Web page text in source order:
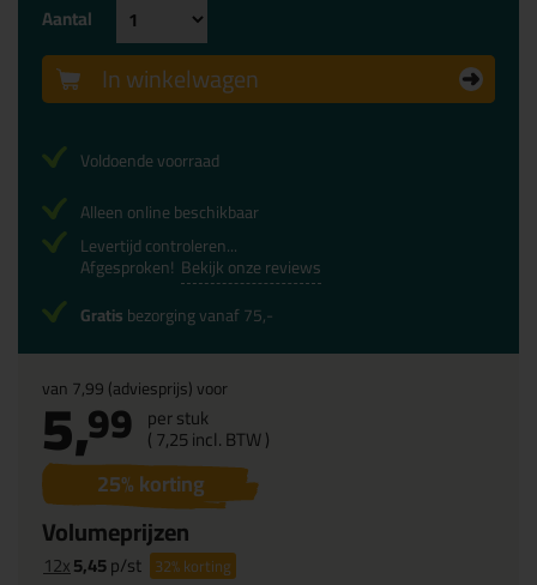
van7,99(adviesprijs) voor
5,99 per stuk
(7,25incl. BTW )
25% korting
Volumeprijzen
12x5,45p/st 32%korting
Aantal
In winkelwagen
Voldoende voorraad
Alleen online beschikbaar
Levertijd controleren...
Afgesproken! Bekijk onze reviews
Gratisbezorging vanaf 75,-